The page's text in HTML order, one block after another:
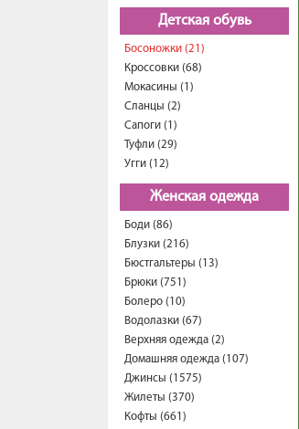
Детская обувь
Босоножки (21)
Кроссовки (68)
Мокасины (1)
Сланцы (2)
Сапоги (1)
Туфли (29)
Угги (12)
Женская одежда
Боди (86)
Блузки (216)
Бюстгальтеры (13)
Брюки (751)
Болеро (10)
Водолазки (67)
Верхняя одежда (2)
Домашняя одежда (107)
Джинсы (1575)
Жилеты (370)
Кофты (661)